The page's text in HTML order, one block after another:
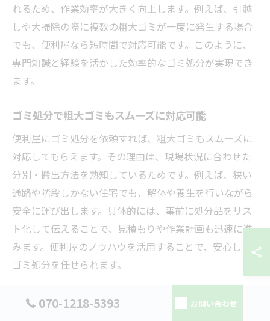
れるため、作業効率が大きく向上します。例えば、引越
しや大掃除の際に複数の粗大ゴミが一度に発生する場合
でも、便利屋なら短時間で対応可能です。このように、
専門知識と経験を活かした効率的なゴミ処分が実現でき
ます。
ゴミ処分で粗大ゴミもスムーズに対応可能
便利屋にゴミ処分を依頼すれば、粗大ゴミもスムーズに
対応してもらえます。その理由は、現場状況に合わせた
分別・搬出方法を熟知しているためです。例えば、狭い
通路や階段しかない住宅でも、解体や養生を行いながら
安全に運び出します。具体的には、事前に処分品をリス
ト化して伝えることで、見積もりや作業計画も迅速に進
みます。便利屋のノウハウを活用することで、安心して
ゴミ処分を任せられます。
粗大ゴミ処分時の便利屋選びポイント
070-1218-5393 お問い合わせ